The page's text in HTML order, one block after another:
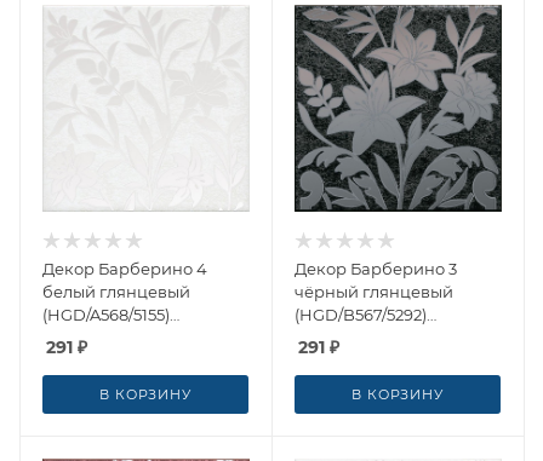
Декор Барберино 4
белый глянцевый
(HGD/A568/5155)
20x20x0.69 от Kerama
291 ₽
В КОРЗИНУ
Декор Барберино 3
чёрный глянцевый
(HGD/B567/5292)
20x20x0.69 от Kerama
291 ₽
В КОРЗИНУ